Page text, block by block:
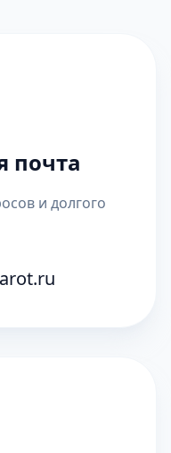
почта
и долгого